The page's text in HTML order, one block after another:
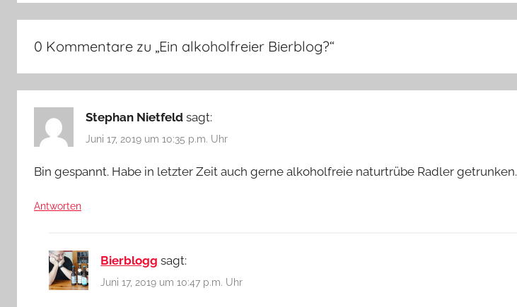
n
0 Kommentare zu „Ein alkoholfreier Bierblog?“
Stephan Nietfeld sagt:
Juni 17, 2019 um 10:35 p.m. Uhr
Bin gespannt. Habe in letzter Zeit auch gerne alkoholfreie naturtrübe Radler getrunken.
Antworten
Bierblogg sagt:
Juni 17, 2019 um 10:47 p.m. Uhr